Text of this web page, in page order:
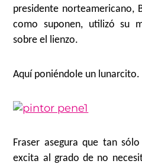
presidente norteamericano,
como suponen, utilizó su
sobre el lienzo.
Aquí poniéndole un lunarcito.
Fraser asegura que tan
excita al grado de no